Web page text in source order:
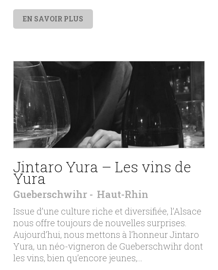
EN SAVOIR PLUS
Jintaro Yura – Les vins de
Yura
Gueberschwihr Haut-Rhin
Issue d’une culture riche et diversifiée, l’Alsace
nous offre toujours de nouvelles surprises.
Aujourd’hui, nous mettons à l’honneur Jintaro
Yura, un néo-vigneron de Gueberschwihr dont
les vins, bien qu’encore jeunes,…